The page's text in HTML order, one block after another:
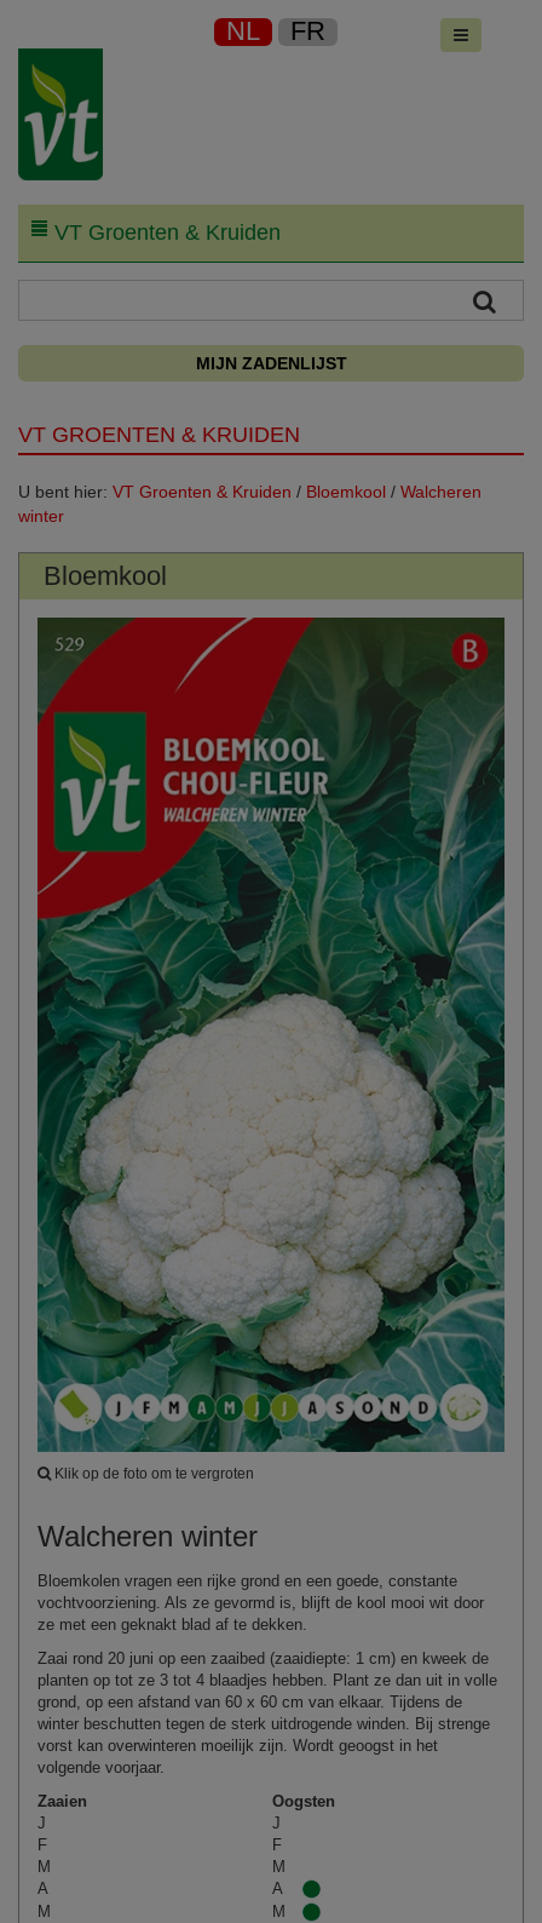
NL FR
VT Groenten & Kruiden
MIJN ZADENLIJST
VT GROENTEN & KRUIDEN
U bent hier: VT Groenten & Kruiden / Bloemkool / Walcheren
winter
Bloemkool
Klik op de foto om te vergroten
Walcheren winter
Bloemkolen vragen een rijke grond en een goede, constante
vochtvoorziening. Als ze gevormd is, blijft de kool mooi wit door
ze met een geknakt blad af te dekken.
Zaai rond 20 juni op een zaaibed (zaaidiepte: 1 cm) en kweek de
planten op tot ze 3 tot 4 blaadjes hebben. Plant ze dan uit in volle
grond, op een afstand van 60 x 60 cm van elkaar. Tijdens de
winter beschutten tegen de sterk uitdrogende winden. Bij strenge
vorst kan overwinteren moeilijk zijn. Wordt geoogst in het
volgende voorjaar.
Zaaien
Oogsten
J
J
F
F
M
M
A
A
M
M